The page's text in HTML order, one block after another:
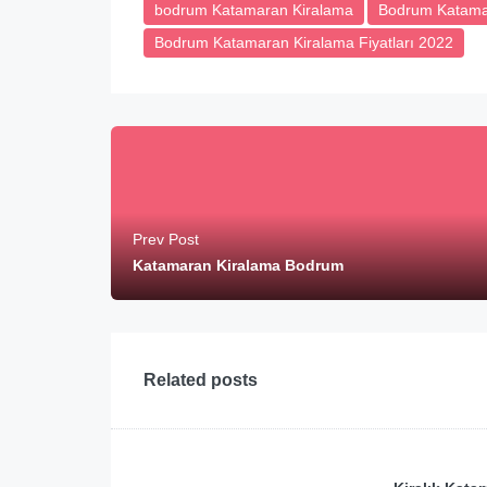
bodrum Katamaran Kiralama
Bodrum
Bodrum Katamaran Kiralama Fiyatları 2022
Prev Post
Katamaran Kiralama Bodrum
Related posts